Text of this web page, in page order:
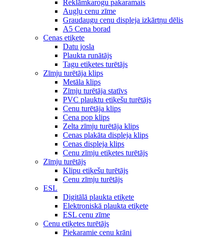
Reklāmkarogu pakaramais
Augļu cenu zīme
Graudaugu cenu displeja izkārtņu dēlis
A5 Cena borad
Cenas etiķete
Datu josla
Plaukta runātājs
Tagu etiķetes turētājs
Zīmju turētāja klips
Metāla klips
Zīmju turētāja statīvs
PVC plauktu etiķešu turētājs
Cenu turētāja klips
Cena pop klips
Zelta zīmju turētāja klips
Cenas plakāta displeja klips
Cenas displeja klips
Cenu zīmju etiķetes turētājs
Zīmju turētājs
Klipu etiķešu turētājs
Cenu zīmju turētājs
ESL
Digitālā plaukta etiķete
Elektroniskā plaukta etiķete
ESL cenu zīme
Cenu etiķetes turētājs
Piekaramie cenu krāni